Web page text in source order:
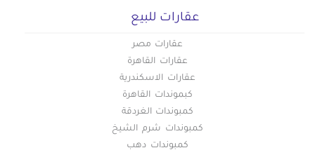
عقارات للبيع
عقارات مصر
عقارات القاهرة
عقارات الاسكندرية
كبموندات القاهرة
كمبوندات الغردقة
كمبوندات شرم الشيخ
كمبوندات دهب